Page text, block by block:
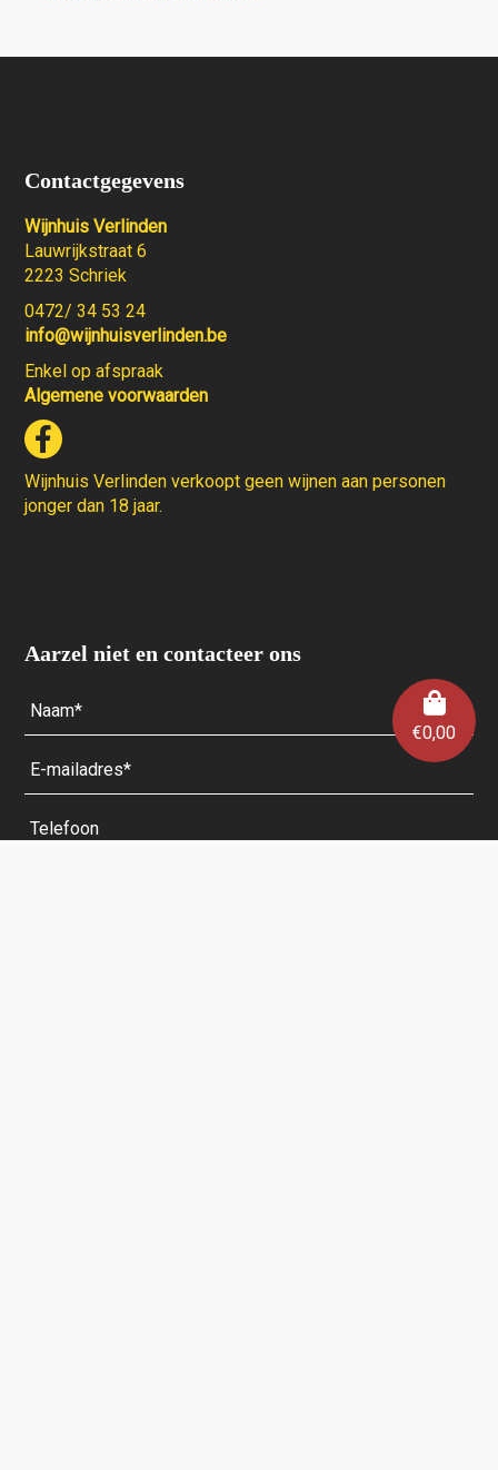
€0,00
Contactgegevens
Wijnhuis Verlinden
Lauwrijkstraat 6
2223 Schriek
0472/ 34 53 24
info@wijnhuisverlinden.be
Enkel op afspraak
Algemene voorwaarden
Wijnhuis Verlinden verkoopt geen wijnen aan personen
jonger dan 18 jaar.
Aarzel niet en contacteer ons